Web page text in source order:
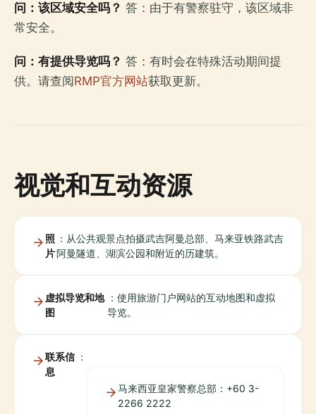
问：该区域安全吗？ 答：由于有警察驻守，该区域非
常安全。
问：有提供导览吗？ 答：有时会在特殊活动期间提
供。请查阅RMP官方网站获取更新。
视觉和互动资源
照
片
：从公共观景点拍摄武吉阿曼总部、马来亚铁路武吉
阿曼隧道、湖滨公园和附近的历建筑。
虚拟导览和地
图
：使用旅游门户网站的互动地图和虚拟
导览。
联系信
息
：
马来西亚皇家警察总部：+60 3-
2266 2222